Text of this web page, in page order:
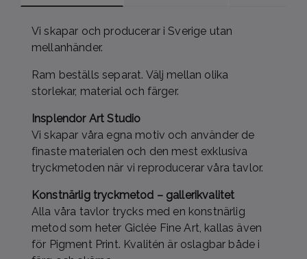
Vi skapar och producerar i Sverige utan
mellanhänder.
Ram beställs separat. Välj mellan olika
storlekar, material och färger.
Insplendor Art Studio
Vi skapar våra egna motiv och använder de
finaste materialen och den mest exklusiva
tryckmetoden när vi reproducerar våra tavlor.
Konstnärlig tryckmetod – gallerikvalitet
Alla våra tavlor trycks med en konstnärlig
metod som heter Giclée Fine Art, kallas även
för Pigment Print. Kvalitén är oslagbar både i